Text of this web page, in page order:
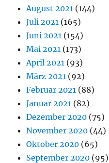
August 2021 (144)
Juli 2021 (165)
Juni 2021 (154)
Mai 2021 (173)
April 2021 (93)
März 2021 (92)
Februar 2021 (88)
Januar 2021 (82)
Dezember 2020 (75)
November 2020 (44)
Oktober 2020 (65)
September 2020 (95)